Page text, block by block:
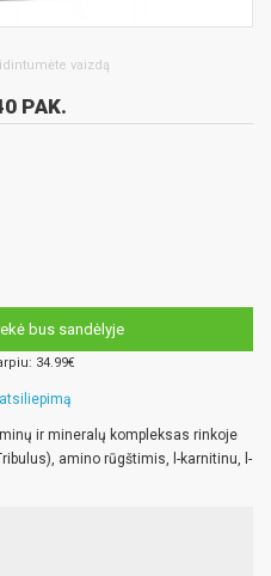
vaizdą
PAK.
bus sandėlyje
34.99€
ir mineralų kompleksas rinkoje
amino rūgštimis, l-karnitinu, l-